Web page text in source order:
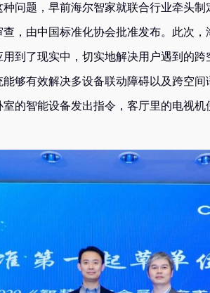
题，早前海尔智家就联合行业牵头制
，由中国标准化协会批准发布。此次
到了现实中，切实地解决用户遇到的
够有效解决多设备联动障碍以及跨空
的智能设备发出指令，客厅里的电视